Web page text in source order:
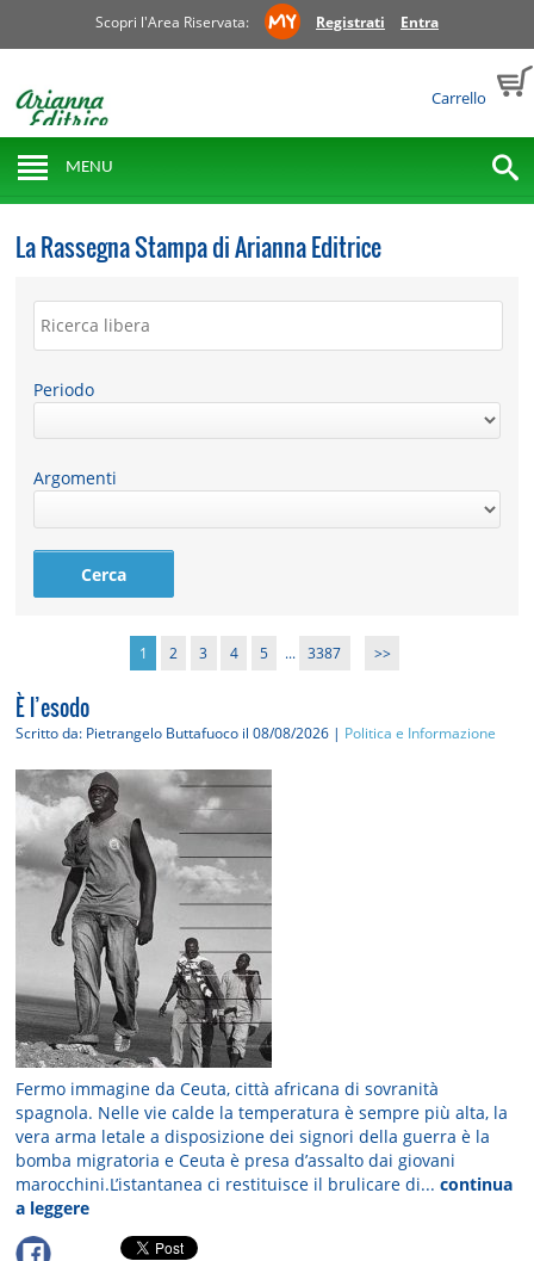
Scopri l'Area Riservata: Registrati Entra
Carrello
MENU
La Rassegna Stampa di Arianna Editrice
Periodo
Argomenti
1 2 3 4 5 ... 3387 >>
È l’esodo
Scritto da: Pietrangelo Buttafuoco il 08/08/2026 | Politica e Informazione
Fermo immagine da Ceuta, città africana di sovranità
spagnola. Nelle vie calde la temperatura è sempre più alta, la
vera arma letale a disposizione dei signori della guerra è la
bomba migratoria e Ceuta è presa d’assalto dai giovani
marocchini.L’istantanea ci restituisce il brulicare di...continua
a leggere